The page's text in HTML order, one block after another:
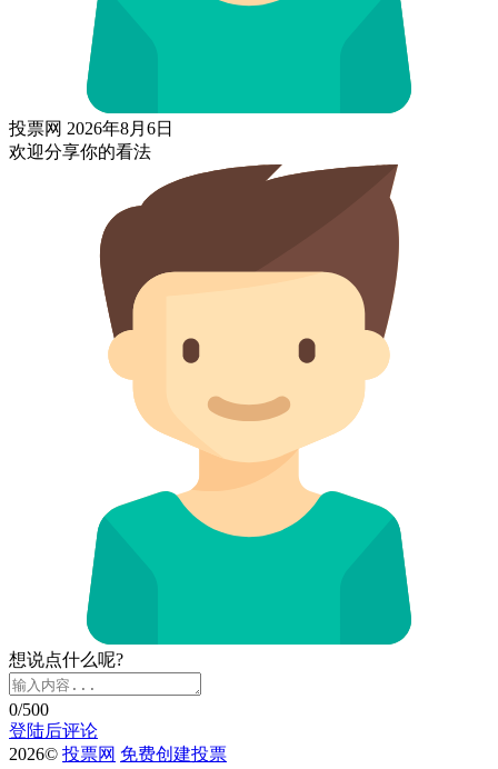
投票网 2026年8月6日
欢迎分享你的看法
想说点什么呢?
0/500
登陆后评论
2026© 投票网 免费创建投票